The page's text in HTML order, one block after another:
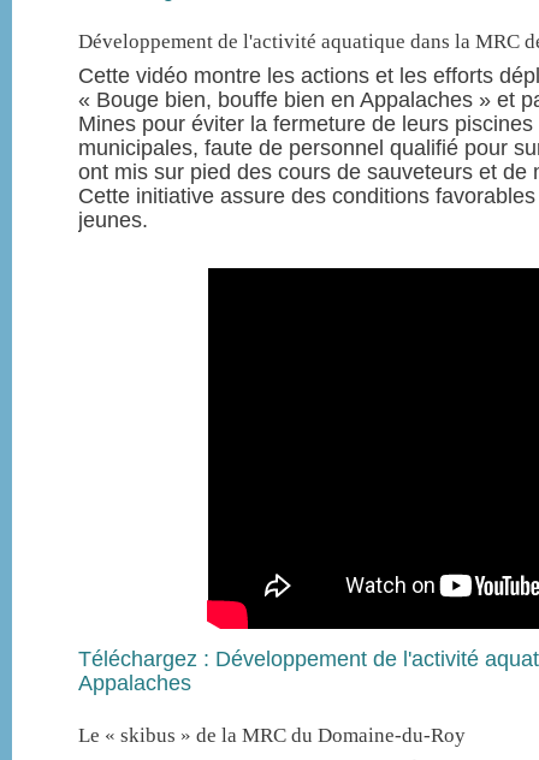
Développement de l'activité aquatique dans la MRC
Cette vidéo montre les actions et les efforts
« Bouge bien, bouffe bien en Appalaches » et
Mines pour éviter la fermeture de leurs
municipales, faute de personnel qualifié pour
ont mis sur pied des cours de sauveteurs et de
Cette initiative assure des conditions
jeunes.
Téléchargez : Développement de l'activité
Appalaches
Le « skibus » de la MRC du Domaine-du-Roy